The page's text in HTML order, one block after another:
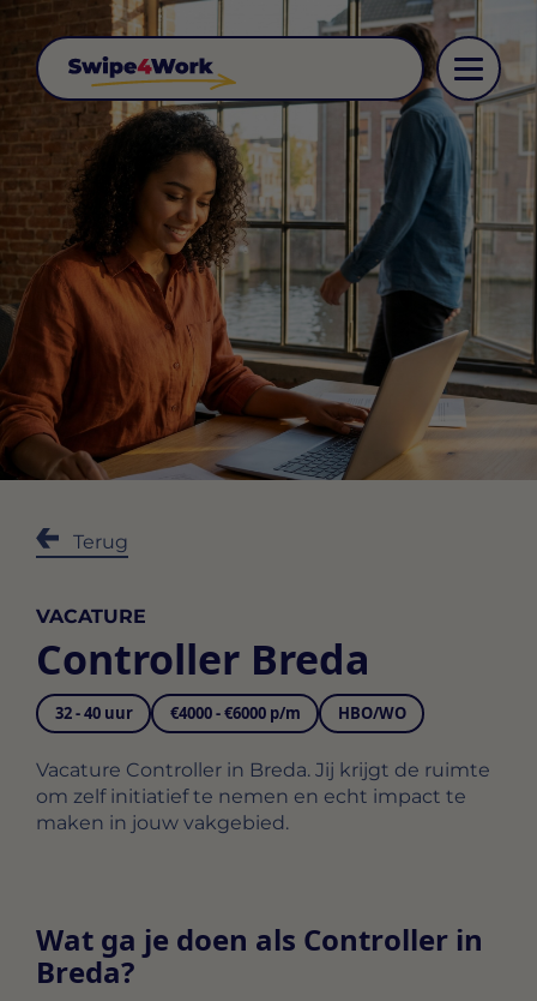
Terug
VACATURE
Controller Breda
32 - 40 uur €4000 - €6000 p/m HBO/WO
Vacature Controller in Breda. Jij krijgt de ruimte
om zelf initiatief te nemen en echt impact te
maken in jouw vakgebied.
Wat ga je doen als Controller in
Breda?